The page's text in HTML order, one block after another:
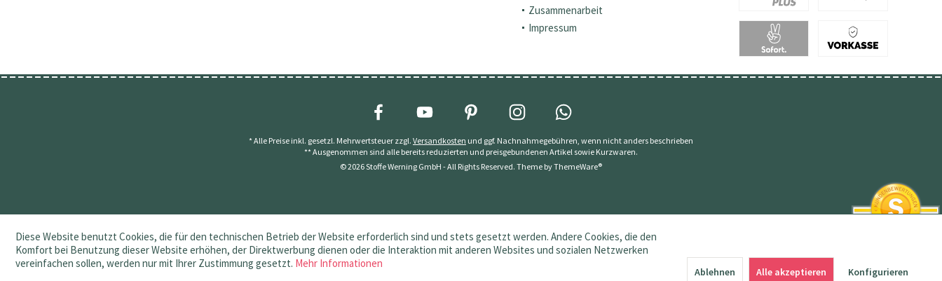
Zusammenarbeit
Impressum
* Alle Preise inkl. gesetzl. Mehrwertsteuer zzgl. Versandkosten und ggf. Nachnahmegebühren, wenn nicht anders beschrieben
** Ausgenommen sind alle bereits reduzierten und preisgebundenen Artikel sowie Kurzwaren.
© 2026 Stoffe Werning GmbH - All Rights Reserved. Theme byThemeWare®
Diese Website benutzt Cookies, die für den technischen Betrieb der Website erforderlich sind und stets gesetzt werden. Andere Cookies, die den
Komfort bei Benutzung dieser Website erhöhen, der Direktwerbung dienen oder die Interaktion mit anderen Websites und sozialen Netzwerken
vereinfachen sollen, werden nur mit Ihrer Zustimmung gesetzt. Mehr Informationen
Ablehnen Alle akzeptieren Konfigurieren
aus 145 Bewertungen